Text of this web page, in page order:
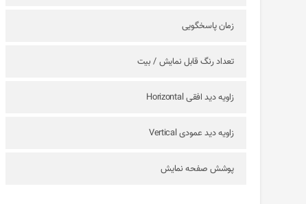
زمان پاسخگویی
تعداد رنگ قابل نمایش / بیت
زاویه دید افقی Horizontal
زاویه دید عمودی Vertical
پوشش صفحه نمایش